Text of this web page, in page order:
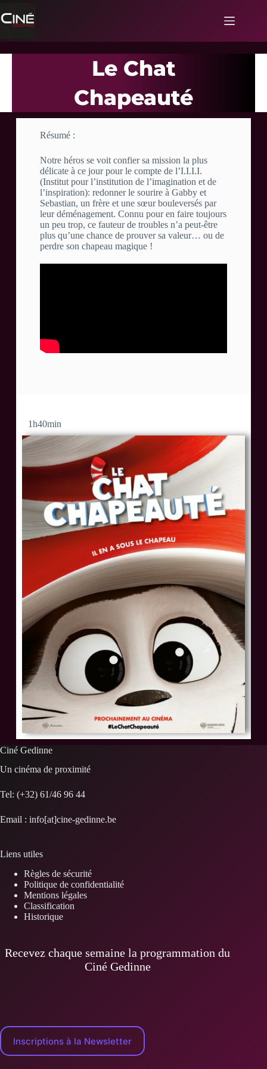
Le Chat
Chapeauté
1h40min
Résumé :
Notre héros se voit confier sa mission la plus
délicate à ce jour pour le compte de l’I.I.I.I.
(Institut pour l’institution de l’imagination et de
l’inspiration): redonner le sourire à Gabby et
Sebastian, un frère et une sœur bouleversés par
leur déménagement. Connu pour en faire toujours
un peu trop, ce fauteur de troubles n’a peut-être
plus qu’une chance de prouver sa valeur… ou de
perdre son chapeau magique !
Ciné Gedinne
Un cinéma de proximité
Tel: (+32) 61/46 96 44
Email : info[at]cine-gedinne.be
Liens utiles
Règles de sécurité
Politique de confidentialité
Mentions légales
Classification
Historique
Recevez chaque semaine la programmation du
Ciné Gedinne
Inscriptions à la Newsletter